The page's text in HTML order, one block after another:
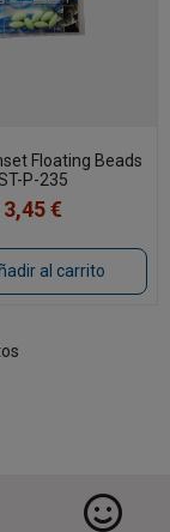
Floating Beads
P-235
3,45 €
al carrito